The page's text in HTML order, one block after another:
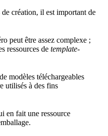
création, il est important de
peut être assez complexe ;
ressources de template-
modèles téléchargeables
utilisés à des fins
en fait une ressource